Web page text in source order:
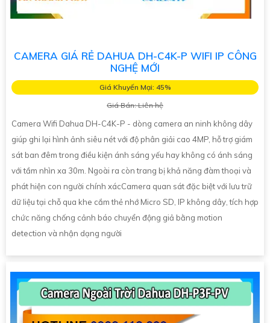
CAMERA GIÁ RẺ DAHUA DH-C4K-P WIFI IP CÔNG
NGHỆ MỚI
Giá Khuyến Mại: 45%
Giá Bán: Liên hệ
Camera Wifi Dahua DH-C4K-P - dòng camera an ninh không dây
giúp ghi lại hình ảnh siêu nét với độ phân giải cao 4MP, hỗ trợ giám
sát ban đêm trong điều kiện ánh sáng yếu hay không có ánh sáng
với tầm nhìn xa 30m. Ngoài ra còn trang bị khả năng đàm thoại và
phát hiện con người chính xácCamera quan sát đặc biệt với lưu trữ
dữ liệu tại chỗ qua khe cắm thẻ nhớ Micro SD, IP không dây, tích hợp
chức năng chống cảnh báo chuyển động giả bằng motion
detection và nhận dạng người